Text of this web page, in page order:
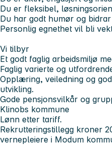
Du er fleksibel,
Du har godt humør og
Personlig egnethet vil bli
Vi tilbyr
Et godt faglig arbeidsmiljø
Faglig varierte og
Opplæring, veiledning og
utvikling.
Gode pensjonsvilkår og
Klinobs kommune
Lønn etter tariff.
Rekrutteringstillegg kroner
vernepleiere i Modum